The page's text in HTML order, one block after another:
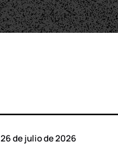
26 de julio de 2026